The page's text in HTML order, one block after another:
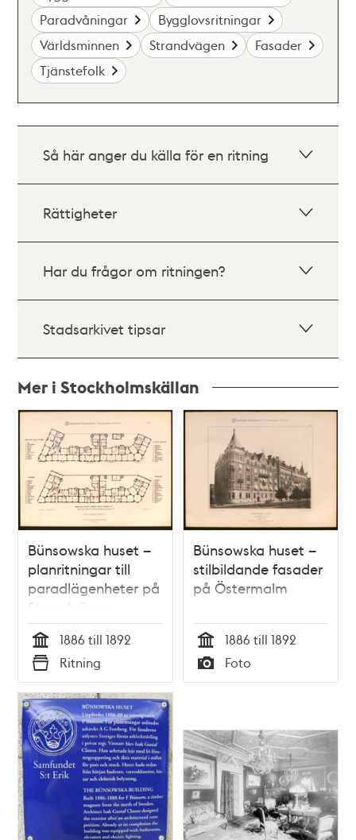
Paradvåningar
Bygglovsritningar
Världsminnen
Strandvägen
Fasader
Tjänstefolk
Så här anger du källa för en ritning
Rättigheter
Har du frågor om ritningen?
Stadsarkivet tipsar
Mer i Stockholmskällan
Relaterade
poster
och
teman
Bünsowska huset –
planritningar till
paradlägenheter på
Strandvägen
Tid
1886 till 1892
Typ
Ritning
Bünsowska huset –
stilbildande fasader
på Östermalm
Tid
1886 till 1892
Typ
Foto